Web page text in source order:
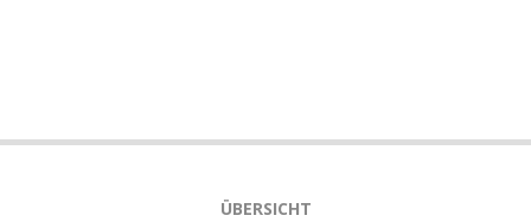
ÜBERSICHT